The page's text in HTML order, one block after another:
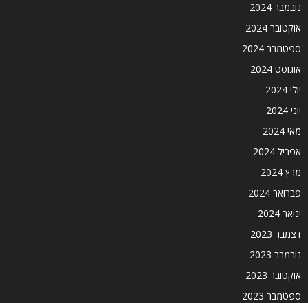
נובמבר 2024
אוקטובר 2024
ספטמבר 2024
אוגוסט 2024
יולי 2024
יוני 2024
מאי 2024
אפריל 2024
מרץ 2024
פברואר 2024
ינואר 2024
דצמבר 2023
נובמבר 2023
אוקטובר 2023
ספטמבר 2023